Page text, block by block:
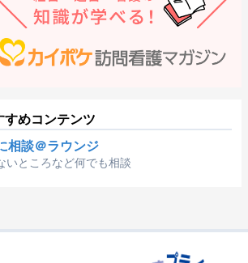
めコンテンツ
相談＠ラウンジ
いところなど何でも相談